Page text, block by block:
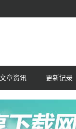
文章资讯 更新记录